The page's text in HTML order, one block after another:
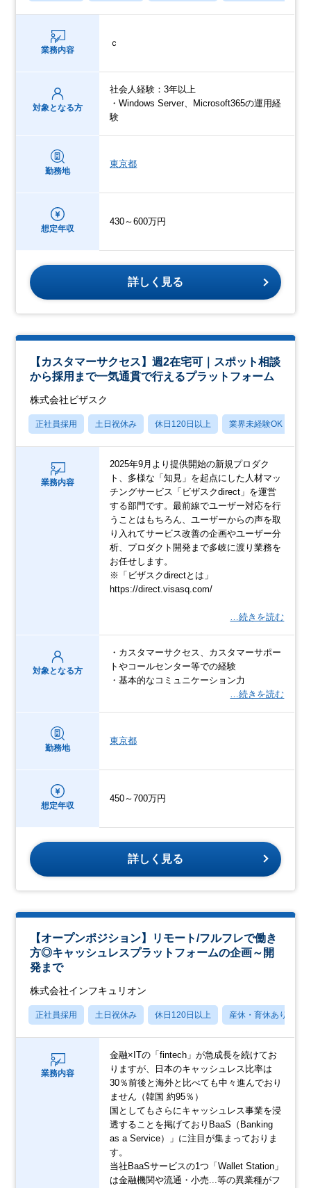
業務内容
ｃ
対象となる方
社会人経験：3年以上
・Windows Server、Microsoft365の運用経
験
勤務地
東京都
想定年収
430～600万円
詳しく見る
【カスタマーサクセス】週2在宅可｜スポット相談
から採用まで一気通貫で行えるプラットフォーム
株式会社ビザスク
正社員採用 土日祝休み 休日120日以上 業界未経験OK
業務内容
2025年9月より提供開始の新規プロダク
ト、多様な「知見」を起点にした人材マッ
チングサービス「ビザスクdirect」を運営
する部門です。最前線でユーザー対応を行
うことはもちろん、ユーザーからの声を取
り入れてサービス改善の企画やユーザー分
析、プロダクト開発まで多岐に渡り業務を
お任せします。
※「ビザスクdirectとは」
https://direct.visasq.com/
…続きを読む
対象となる方
・カスタマーサクセス、カスタマーサポー
トやコールセンター等での経験
・基本的なコミュニケーション力
…続きを読む
勤務地
東京都
想定年収
450～700万円
詳しく見る
【オープンポジション】リモート/フルフレで働き
方◎キャッシュレスプラットフォームの企画～開
発まで
株式会社インフキュリオン
正社員採用 土日祝休み 休日120日以上 産休・育休あり
業務内容
金融×ITの「fintech」が急成長を続けてお
りますが、日本のキャッシュレス比率は
30％前後と海外と比べても中々進んでおり
ません（韓国 約95％）
国としてもさらにキャッシュレス事業を浸
透することを掲げておりBaaS（Banking
as a Service）」に注目が集まっておりま
す。
当社BaaSサービスの1つ「Wallet Station」
は金融機関や流通・小売...等の異業種がフ